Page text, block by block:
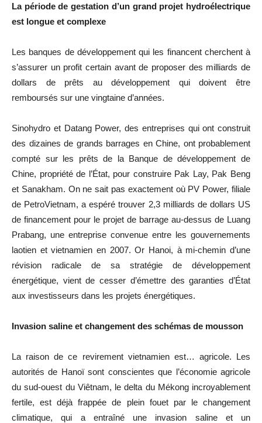
La période de gestation d’un grand projet hydroélectrique
est longue et complexe
Les banques de développement qui les financent cherchent à
s’assurer un profit certain avant de proposer des milliards de
dollars de prêts au développement qui doivent être
remboursés sur une vingtaine d’années.
Sinohydro et Datang Power, des entreprises qui ont construit
des dizaines de grands barrages en Chine, ont probablement
compté sur les prêts de la Banque de développement de
Chine, propriété de l’État, pour construire Pak Lay, Pak Beng
et Sanakham. On ne sait pas exactement où PV Power, filiale
de PetroVietnam, a espéré trouver 2,3 milliards de dollars US
de financement pour le projet de barrage au-dessus de Luang
Prabang, une entreprise convenue entre les gouvernements
laotien et vietnamien en 2007. Or Hanoi, à mi-chemin d’une
révision radicale de sa stratégie de développement
énergétique, vient de cesser d’émettre des garanties d’État
aux investisseurs dans les projets énergétiques.
Invasion saline et changement des schémas de mousson
La raison de ce revirement vietnamien est… agricole. Les
autorités de Hanoïsont conscientes que l’économie agricole
du sud-ouest du Viêtnam, le delta du Mékong incroyablement
fertile, est déjà frappée de plein fouet par le changement
climatique, qui a entraîné une invasion saline et un